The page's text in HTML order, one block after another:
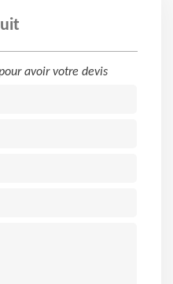
avoir votre devis